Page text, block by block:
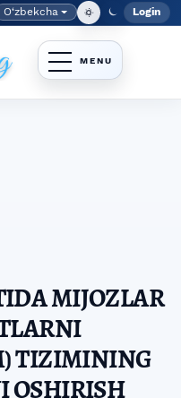
Language
O‘zbekcha Login
MIJOZLAR
TIZIMINING
OSHIRISH